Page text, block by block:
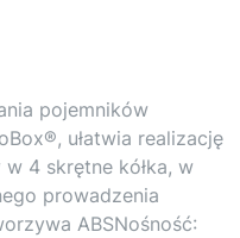
pojemników
ułatwia realizację
4 skrętne kółka, w
prowadzenia
ABSNośność: